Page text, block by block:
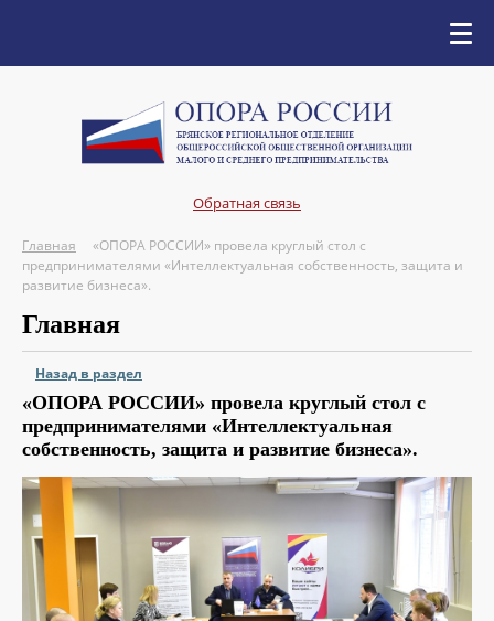
Обратная связь
Главная
«ОПОРА РОССИИ» провела круглый стол с
предпринимателями «Интеллектуальная собственность, защита и
развитие бизнеса».
Главная
Назад в раздел
«ОПОРА РОССИИ» провела круглый стол с
предпринимателями «Интеллектуальная
собственность, защита и развитие бизнеса».